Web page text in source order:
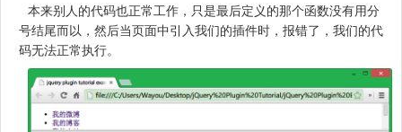
本来别人的代码也正常工作，只是最后定义的那个函数没有用分
号结尾而以，然后当页面中引入我们的插件时，报错了，我们的代
码无法正常执行。